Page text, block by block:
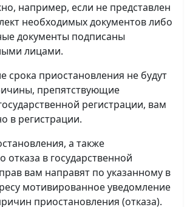
например, если не представлен
необходимых документов либо
документы подписаны
лицами.
срока приостановления не будут
препятствующие
регистрации, вам
в регистрации.
а также
отказа в государственной
вам направят по указанному в
мотивированное уведомление
приостановления (отказа).